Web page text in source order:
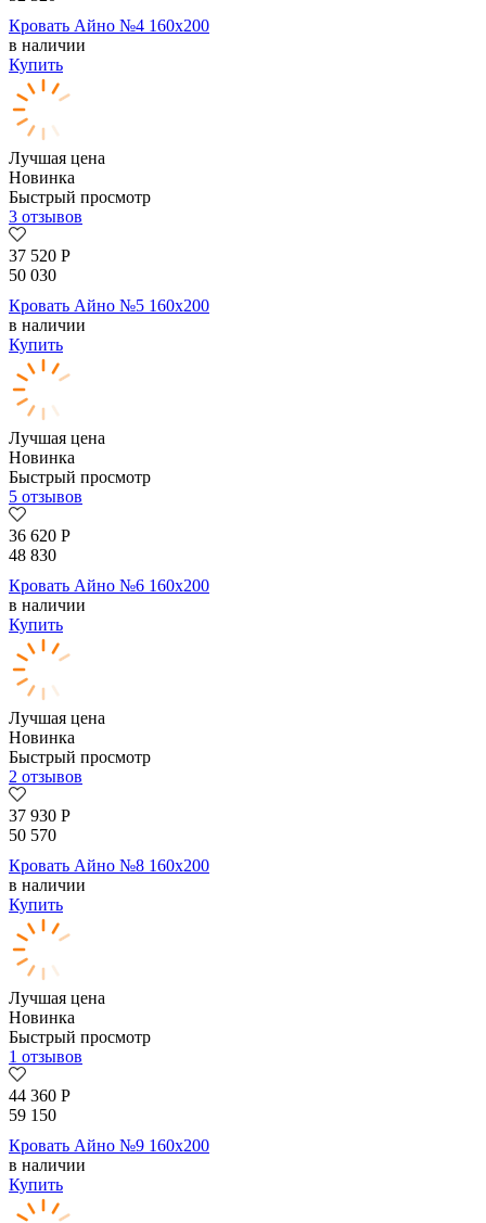
Кровать Айно №4 160х200
в наличии
Купить
Лучшая цена
Новинка
Быстрый просмотр
3 отзывов
37 520 Р
50 030
Кровать Айно №5 160х200
в наличии
Купить
Лучшая цена
Новинка
Быстрый просмотр
5 отзывов
36 620 Р
48 830
Кровать Айно №6 160х200
в наличии
Купить
Лучшая цена
Новинка
Быстрый просмотр
2 отзывов
37 930 Р
50 570
Кровать Айно №8 160х200
в наличии
Купить
Лучшая цена
Новинка
Быстрый просмотр
1 отзывов
44 360 Р
59 150
Кровать Айно №9 160х200
в наличии
Купить